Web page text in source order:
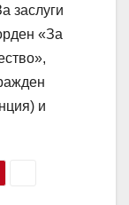
заслуги
«За
и